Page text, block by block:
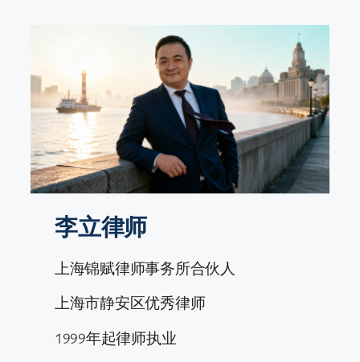
李立律师
上海锦赋律师事务所合伙人
上海市静安区优秀律师
1999年起律师执业